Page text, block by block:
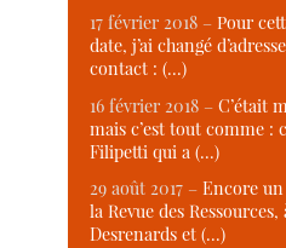
17 février 2018 –Pour
date, j’ai changé
contact : (…)
16 février 2018 –C’était
mais c’est tout comme :
Filipetti qui a (…)
29 août 2017 –Encore
la Revue des Ressources,
Desrenards et (…)